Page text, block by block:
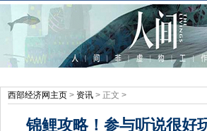
西部经济网主页 > 资讯 > 正文 >
锦鲤攻略！参与听说很好